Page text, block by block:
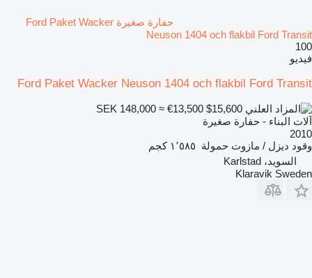
حفارة صغيرة Ford Paket Wacker
Neuson 1404 och flakbil Ford Transit
100
فيديو
Ford Paket Wacker Neuson 1404 och flakbil Ford Transit
SEK 148,000 ≈ €13,500
آلات البناء - حفارة صغيرة
2010
وقود ديزل / مازوت حمولة ١٬٥٨٥ كجم
السويد، Karlstad
Klaravik Sweden